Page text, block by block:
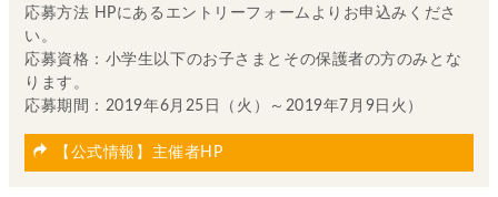
応募方法 HPにあるエントリーフォームよりお申込みくださ
い。
応募資格：小学生以下のお子さまとその保護者の方のみとな
ります。
応募期間：2019年6月25日（火）～2019年7月9日火）
【公式情報】主催者HP